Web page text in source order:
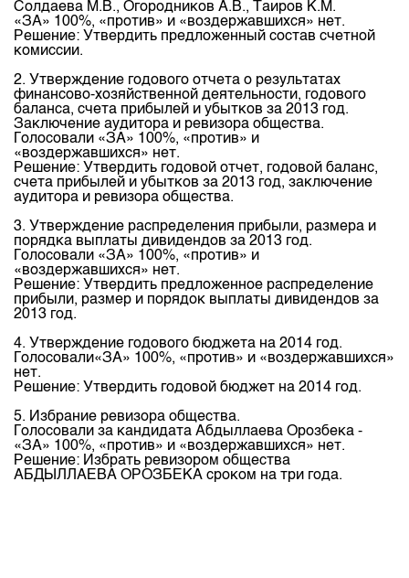
Наши партнеры
Корпоративные документы
Контакты
Аналитика
Финансовый рынок KG
25 лет ЗАО КФБ
Индекс и Капитализация
Котировки по ЦБ
Котировки по драг. металлам
Расписание аукционов по ГЦБ
Результаты аукционов ГЦБ
Объем ГЦБ в обращении
Результаты аукционов по депозитам
Общая информация
План работы на год
Солдаева М.В., Огородников А.В., Таиров К.М.
«ЗА» 100%, «против» и «воздержавшихся» нет.
Решение: Утвердить предложенный состав счетной
комиссии.
2. Утверждение годового отчета о результатах
финансово-хозяйственной деятельности, годового
баланса, счета прибылей и убытков за 2013 год.
Заключение аудитора и ревизора общества.
Голосовали «ЗА» 100%, «против» и
«воздержавшихся» нет.
Решение: Утвердить годовой отчет, годовой баланс,
счета прибылей и убытков за 2013 год, заключение
аудитора и ревизора общества.
3. Утверждение распределения прибыли, размера и
порядка выплаты дивидендов за 2013 год.
Голосовали «ЗА» 100%, «против» и
«воздержавшихся» нет.
Решение: Утвердить предложенное распределение
прибыли, размер и порядок выплаты дивидендов за
2013 год.
4. Утверждение годового бюджета на 2014 год.
Голосовали«ЗА» 100%, «против» и «воздержавшихся»
нет.
Решение: Утвердить годовой бюджет на 2014 год.
5. Избрание ревизора общества.
Голосовали за кандидата Абдыллаева Орозбека -
«ЗА» 100%, «против» и «воздержавшихся» нет.
Решение: Избрать ревизором общества
АБДЫЛЛАЕВА ОРОЗБЕКА сроком на три года.